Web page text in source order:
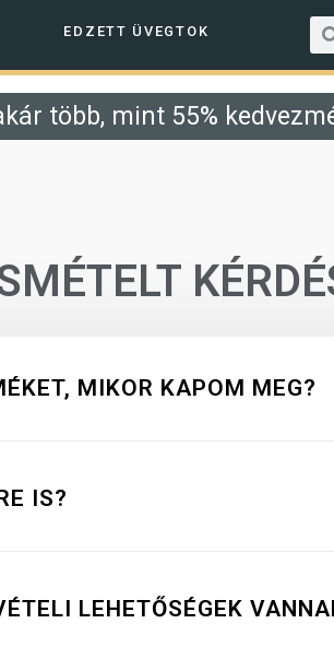
EDZETT ÜVEGTOK
több, mint 55%
MIKOR KAPOM MEG?
IS?
LEHETŐSÉGEK